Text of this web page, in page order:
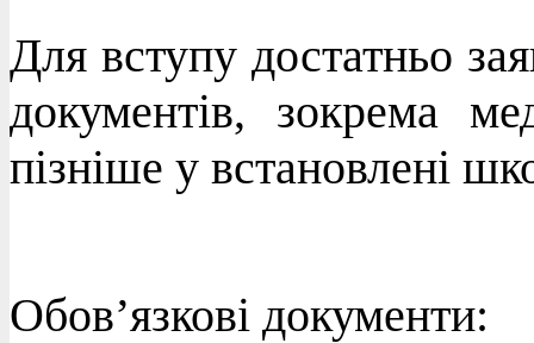
Для вступу достатньо
документів, зокрема
пізніше у встановлені
Обов’язкові документи: